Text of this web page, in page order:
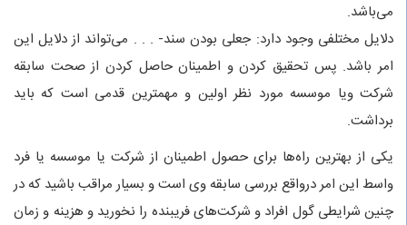
می‌باشد.
دلایل مختلفی وجود دارد: جعلی بودن سند- . . . می‌تواند از دلایل این
امر باشد. پس تحقیق کردن و اطمینان حاصل کردن از صحت سابقه
شرکت ویا موسسه مورد نظر اولین و مهمترین قدمی است که باید
برداشت.
یکی از بهترین راه‌ها برای حصول اطمینان از شرکت یا موسسه یا فرد
واسط این امر درواقع بررسی سابقه وی است و بسیار مراقب باشید که در
چنین شرایطی گول افراد و شرکت‌های فریبنده را نخورید و هزینه و زمان